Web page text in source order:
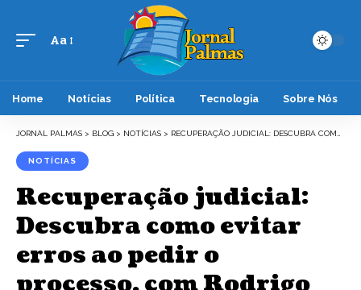
Font
Aa
Home Notícias Política Tecnologia Sobre Nós
JORNAL PALMAS > BLOG > NOTÍCIAS > RECUPERAÇÃO JUDICIAL: DESCUBRA COMO EVITAR ERROS AO PEDIR O PROCESSO, COM RODRIGO GONÇALVES PIMENTEL
NOTÍCIAS
Recuperação judicial:
Descubra como evitar
erros ao pedir o